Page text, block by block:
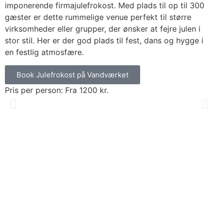
imponerende firmajulefrokost. Med plads til op til 300
gæster er dette rummelige venue perfekt til større
virksomheder eller grupper, der ønsker at fejre julen i
stor stil. Her er der god plads til fest, dans og hygge i
en festlig atmosfære.
Book Julefrokost på Vandværket
Pris per person: Fra 1200 kr.